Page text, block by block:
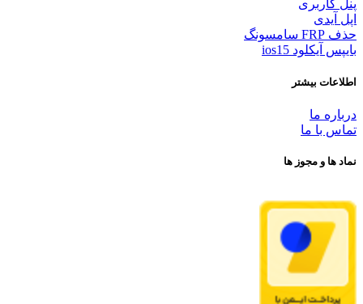
پنل کاربری
اپل آیدی
حذف FRP سامسونگ
بایپس آیکلود ios15
اطلاعات بیشتر
درباره ما
تماس با ما
نماد ها و مجوز ها